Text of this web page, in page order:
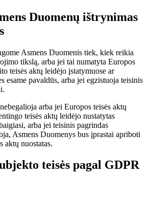
Duomenų ištrynimas
Asmens Duomenis tiek, kiek reikia
tikslą, arba jei tai numatyta Europos
teisės aktų leidėjo įstatymuose ar
esame pavaldūs, arba jei egzistuoja teisinis
arba jei Europos teisės aktų
teisės aktų leidėjo nustatytas
arba jei teisinis pagrindas
Asmens Duomenys bus įprastai apriboti
aktų nuostatas.
teisės pagal GDPR